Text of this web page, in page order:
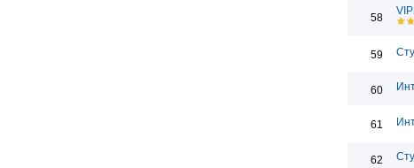
58
59
60
61
62